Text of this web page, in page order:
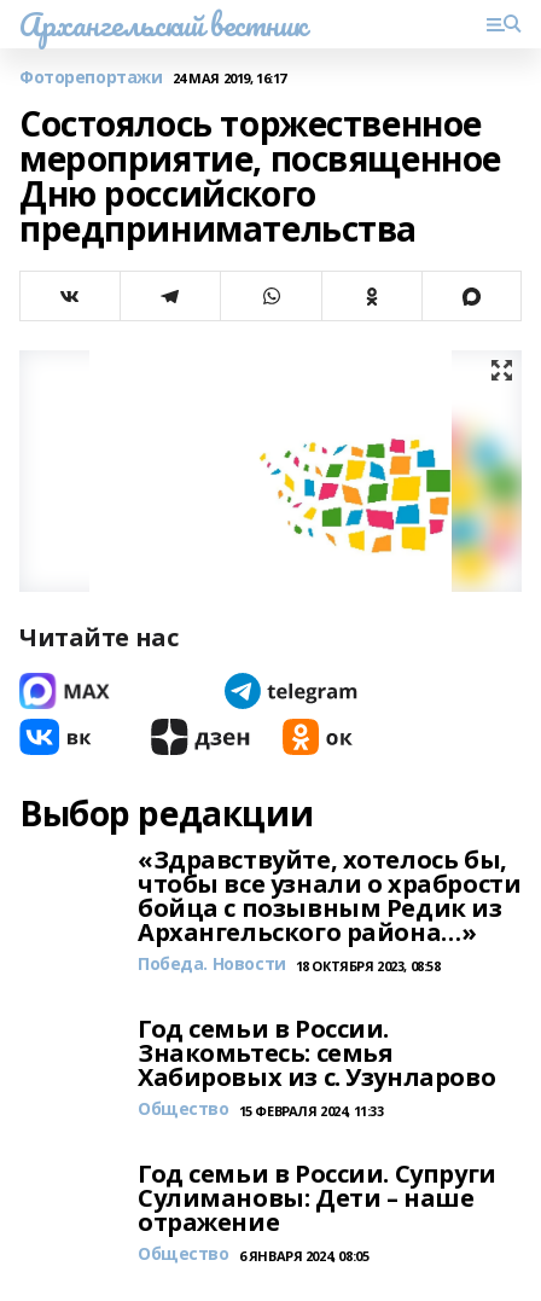
Архангельский вестник
Фоторепортажи 24 МАЯ 2019, 16:17
Состоялось торжественное
мероприятие, посвященное
Дню российского
предпринимательства
Читайте нас
Выбор редакции
«Здравствуйте, хотелось бы,
чтобы все узнали о храбрости
бойца с позывным Редик из
Архангельского района…»
Победа. Новости 18 ОКТЯБРЯ 2023, 08:58
Год семьи в России.
Знакомьтесь: семья
Хабировых из с. Узунларово
Общество 15 ФЕВРАЛЯ 2024, 11:33
Год семьи в России. Супруги
Сулимановы: Дети – наше
отражение
Общество 6 ЯНВАРЯ 2024, 08:05